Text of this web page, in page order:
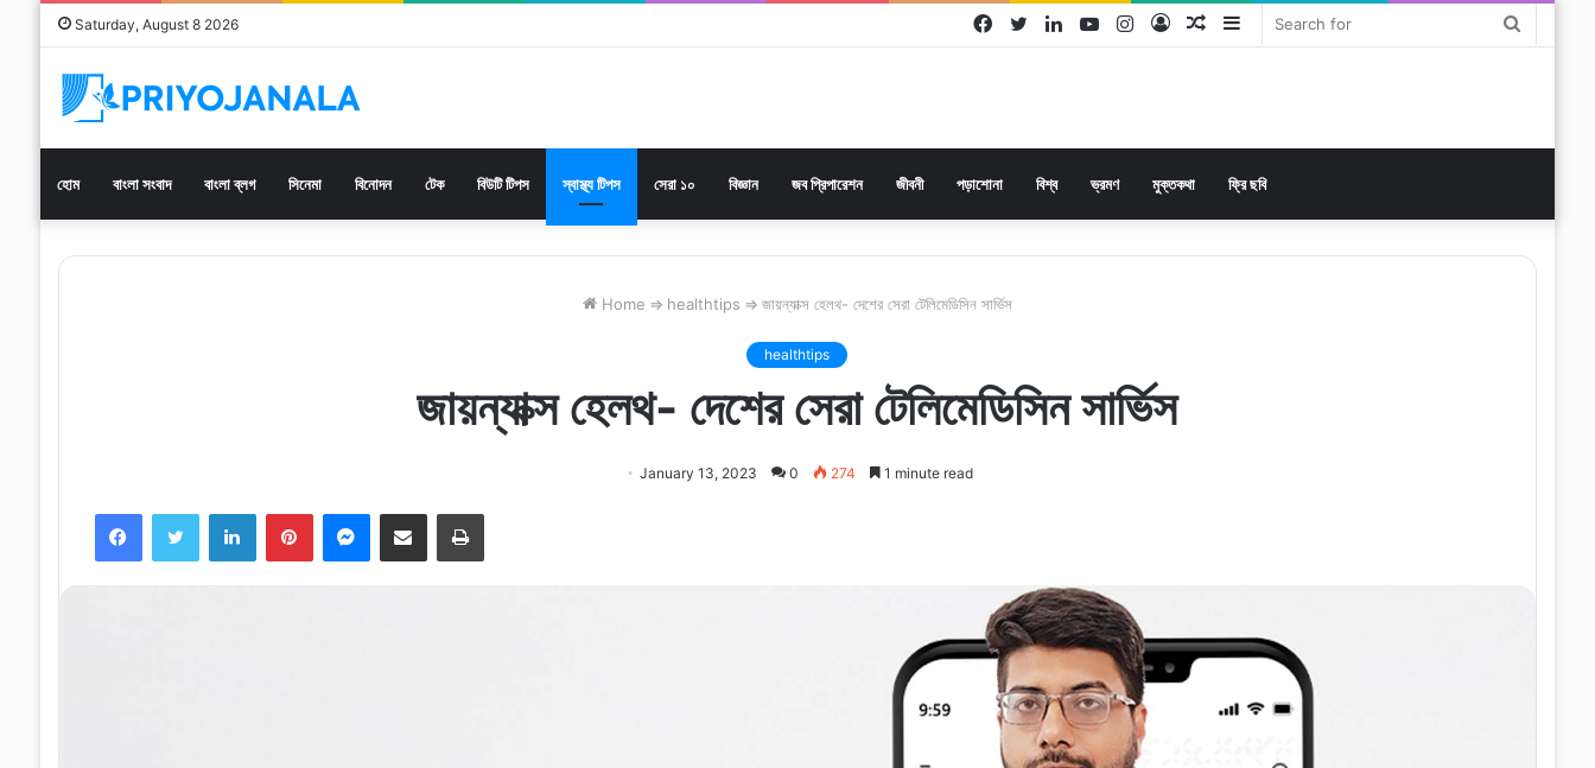
Saturday, August 8 2026 Sidebar
Random
Log
Instagram
YouTube
LinkedIn
Twitter
Facebook
হোম বাংলা সংবাদ বাংলা ব্লগ সিনেমা বিনোদন টেক বিউটি টিপস স্বাস্থ্য টিপস সেরা ১০ বিজ্ঞান জব প্রিপারেশন জীবনী পড়াশোনা বিশ্ব ভ্রমণ মুক্তকথা ফ্রি ছবি
Home ⇒ healthtips ⇒ জায়ন্যাক্স হেলথ- দেশের সেরা টেলিমেডিসিন সার্ভিস
healthtips
জায়ন্যাক্স হেলথ- দেশের সেরা টেলিমেডিসিন সার্ভিস
January 13, 2023 0 274 1 minute read
Facebook Twitter LinkedIn Pinterest Messenger Share via Email Print